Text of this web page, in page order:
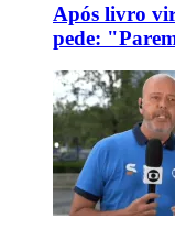
Após livro
pede: